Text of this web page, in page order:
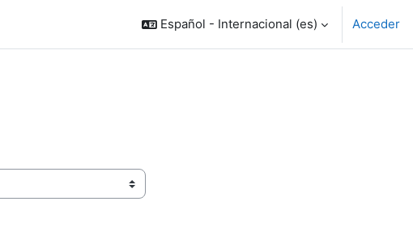
Español - Internacional ‎(es)‎ Acceder